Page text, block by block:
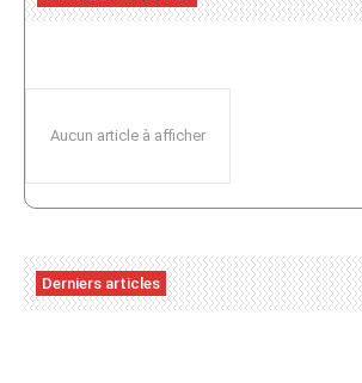
Aucun article à afficher
Derniers articles